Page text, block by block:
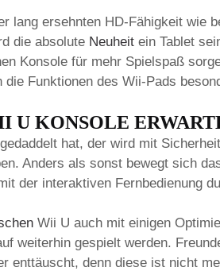
lang ersehnten HD-Fähigkeit wie
die absolute Neuheit ein Tablet
Konsole für mehr Spielspaß
Funktionen des Wii-Pads
U KONSOLE
hat, der wird mit
Anders als sonst bewegt sich
der interaktiven Fernbedienung
Wii U auch mit einigen
weiterhin gespielt werden.
enttäuscht, denn diese ist nicht